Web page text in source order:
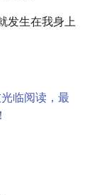
发生在我身上
临阅读，最